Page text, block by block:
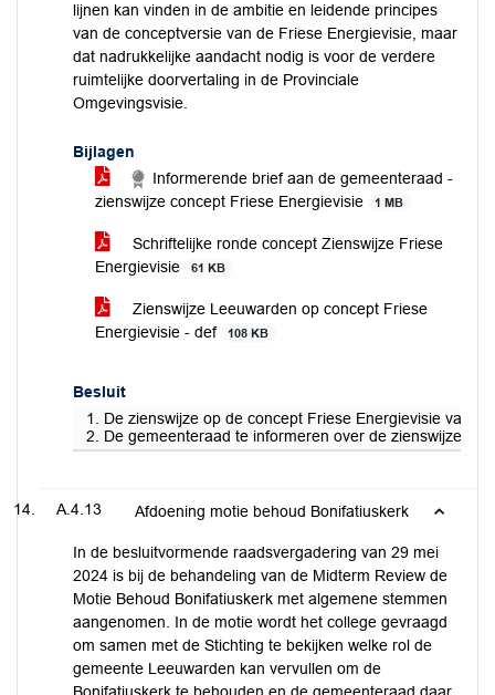
lijnen kan vinden in de ambitie en leidende principes
van de conceptversie van de Friese Energievisie, maar
dat nadrukkelijke aandacht nodig is voor de verdere
ruimtelijke doorvertaling in de Provinciale
Omgevingsvisie.
Bijlagen
Informerende brief aan de gemeenteraad -
zienswijze concept Friese Energievisie
1 MB
Schriftelijke ronde concept Zienswijze Friese
Energievisie
61 KB
Zienswijze Leeuwarden op concept Friese
Energievisie - def
108 KB
Besluit
1. De zienswijze op de concept Friese Energievisie vast
2. De gemeenteraad te informeren over de zienswijze en
A.4.13 Afdoening motie behoud Bonifatiuskerk
In de besluitvormende raadsvergadering van 29 mei
2024 is bij de behandeling van de Midterm Review de
Motie Behoud Bonifatiuskerk met algemene stemmen
aangenomen. In de motie wordt het college gevraagd
om samen met de Stichting te bekijken welke rol de
gemeente Leeuwarden kan vervullen om de